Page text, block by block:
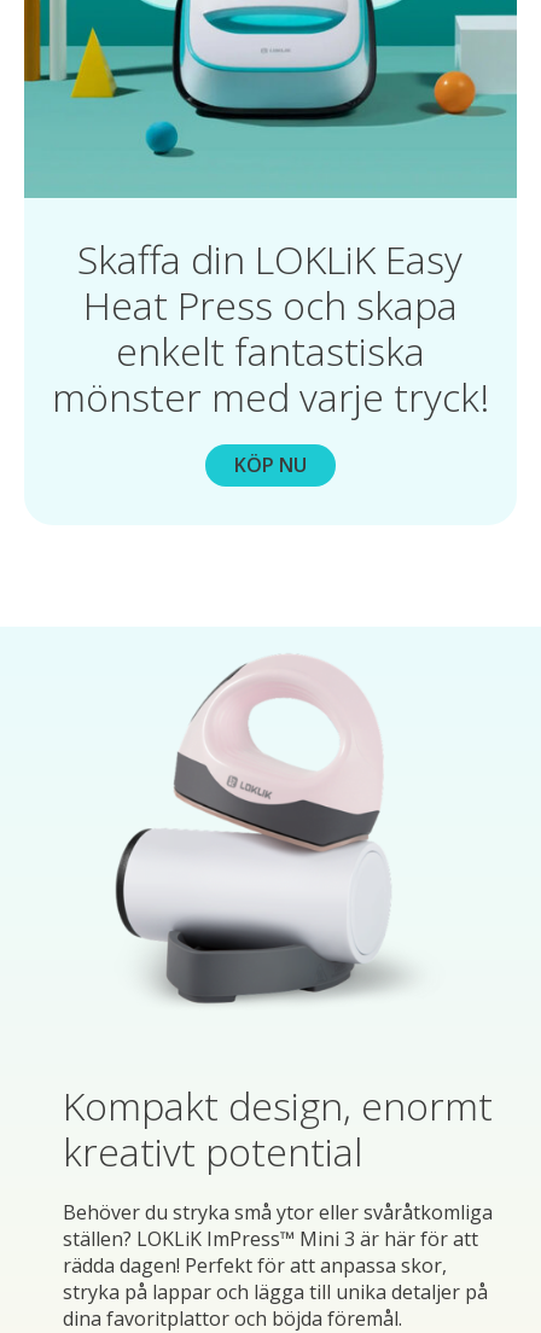
Skaffa din LOKLiK Easy
Heat Press och skapa
enkelt fantastiska
mönster med varje tryck!
KÖP NU
Kompakt design, enormt
kreativt potential
Behöver du stryka små ytor eller svåråtkomliga
ställen? LOKLiK ImPress™ Mini 3 är här för att
rädda dagen! Perfekt för att anpassa skor,
stryka på lappar och lägga till unika detaljer på
dina favoritplattor och böjda föremål.